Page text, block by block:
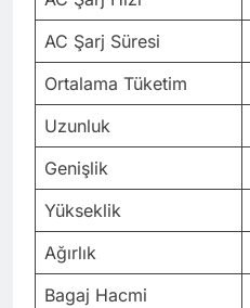
AC Şarj Süresi
Ortalama Tüketim
Uzunluk
Genişlik
Yükseklik
Ağırlık
Bagaj Hacmi